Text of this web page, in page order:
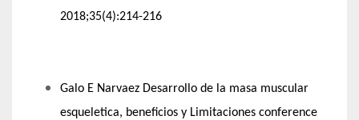
2018;35(4):214-216
Galo E Narvaez Desarrollo de la masa muscular
esqueletica, beneficios y Limitaciones conference